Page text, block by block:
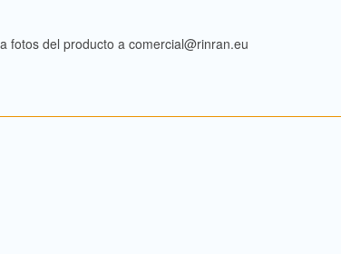
fotos del producto a comercial@rinran.eu